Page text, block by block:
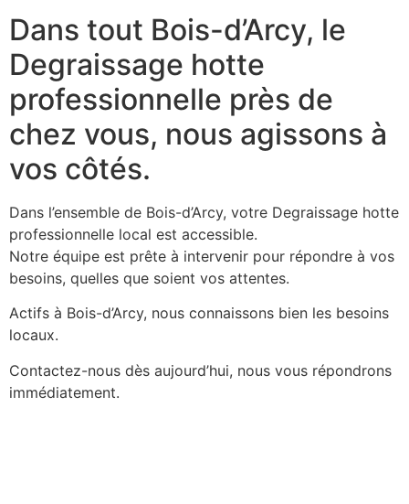
Dans tout Bois-d’Arcy, le
Degraissage hotte
professionnelle près de
chez vous, nous agissons à
vos côtés.
Dans l’ensemble de Bois-d’Arcy, votre Degraissage hotte
professionnelle local est accessible.
Notre équipe est prête à intervenir pour répondre à vos
besoins, quelles que soient vos attentes.
Actifs à Bois-d’Arcy, nous connaissons bien les besoins
locaux.
Contactez-nous dès aujourd’hui, nous vous répondrons
immédiatement.